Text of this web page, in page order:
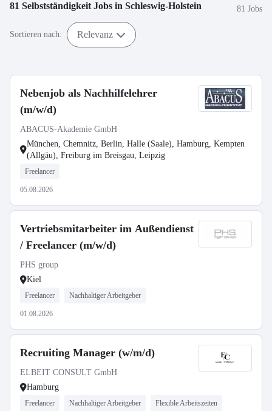
81 Selbstständigkeit Jobs in Schleswig-Holstein 81 Jobs
Sortieren nach: Relevanz
Nebenjob als Nachhilfelehrer
(m/w/d)
ABACUS-Akademie GmbH
München, Chemnitz, Berlin, Halle (Saale), Hamburg, Kempten
(Allgäu), Freiburg im Breisgau, Leipzig
Freelancer
05.08.2026
Vertriebsmitarbeiter im Außendienst
/ Freelancer (m/w/d)
PHS group
Kiel
Freelancer Nachhaltiger Arbeitgeber
01.08.2026
Recruiting Manager (w/m/d)
ELBEIT CONSULT GmbH
Hamburg
Freelancer Nachhaltiger Arbeitgeber Flexible Arbeitszeiten